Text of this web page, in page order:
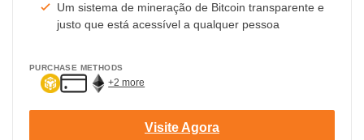
Um sistema de mineração de Bitcoin transparente e
justo que está acessível a qualquer pessoa
PURCHASE METHODS
+2 more
Visite Agora